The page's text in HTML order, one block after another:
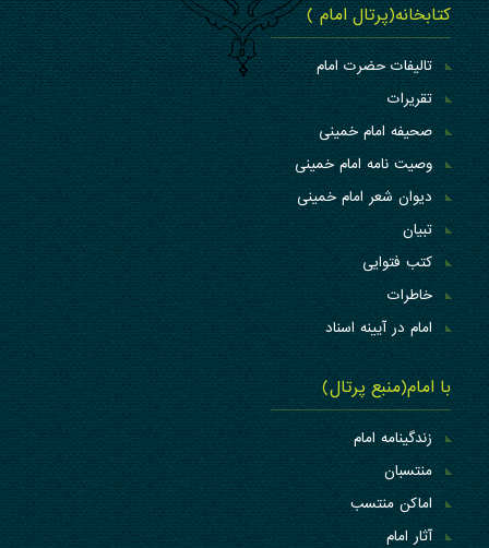
کتابخانه(پرتال امام )
تالیفات حضرت امام
تقریرات
صحیفه امام خمینی
وصیت نامه امام خمینی
دیوان شعر امام خمینی
تبیان
کتب فتوایی
خاطرات
امام در آیینه اسناد
با امام(منبع پرتال)
زندگینامه امام
منتسبان
اماکن منتسب
آثار امام